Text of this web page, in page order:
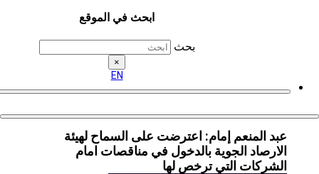
ابحث في الموقع
عبد المنعم إمام: اعترضت على السماح لهيئة
الارصاد الجوية بالدخول في مناقصات امام
الشركات التي ترخص لها